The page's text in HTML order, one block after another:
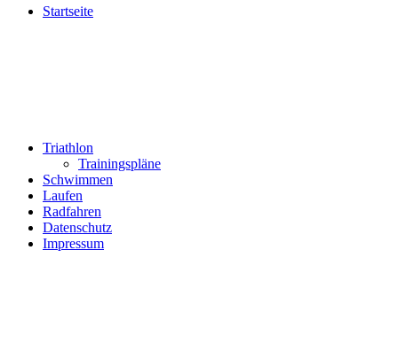
Startseite
Triathlon
Trainingspläne
Schwimmen
Laufen
Radfahren
Datenschutz
Impressum